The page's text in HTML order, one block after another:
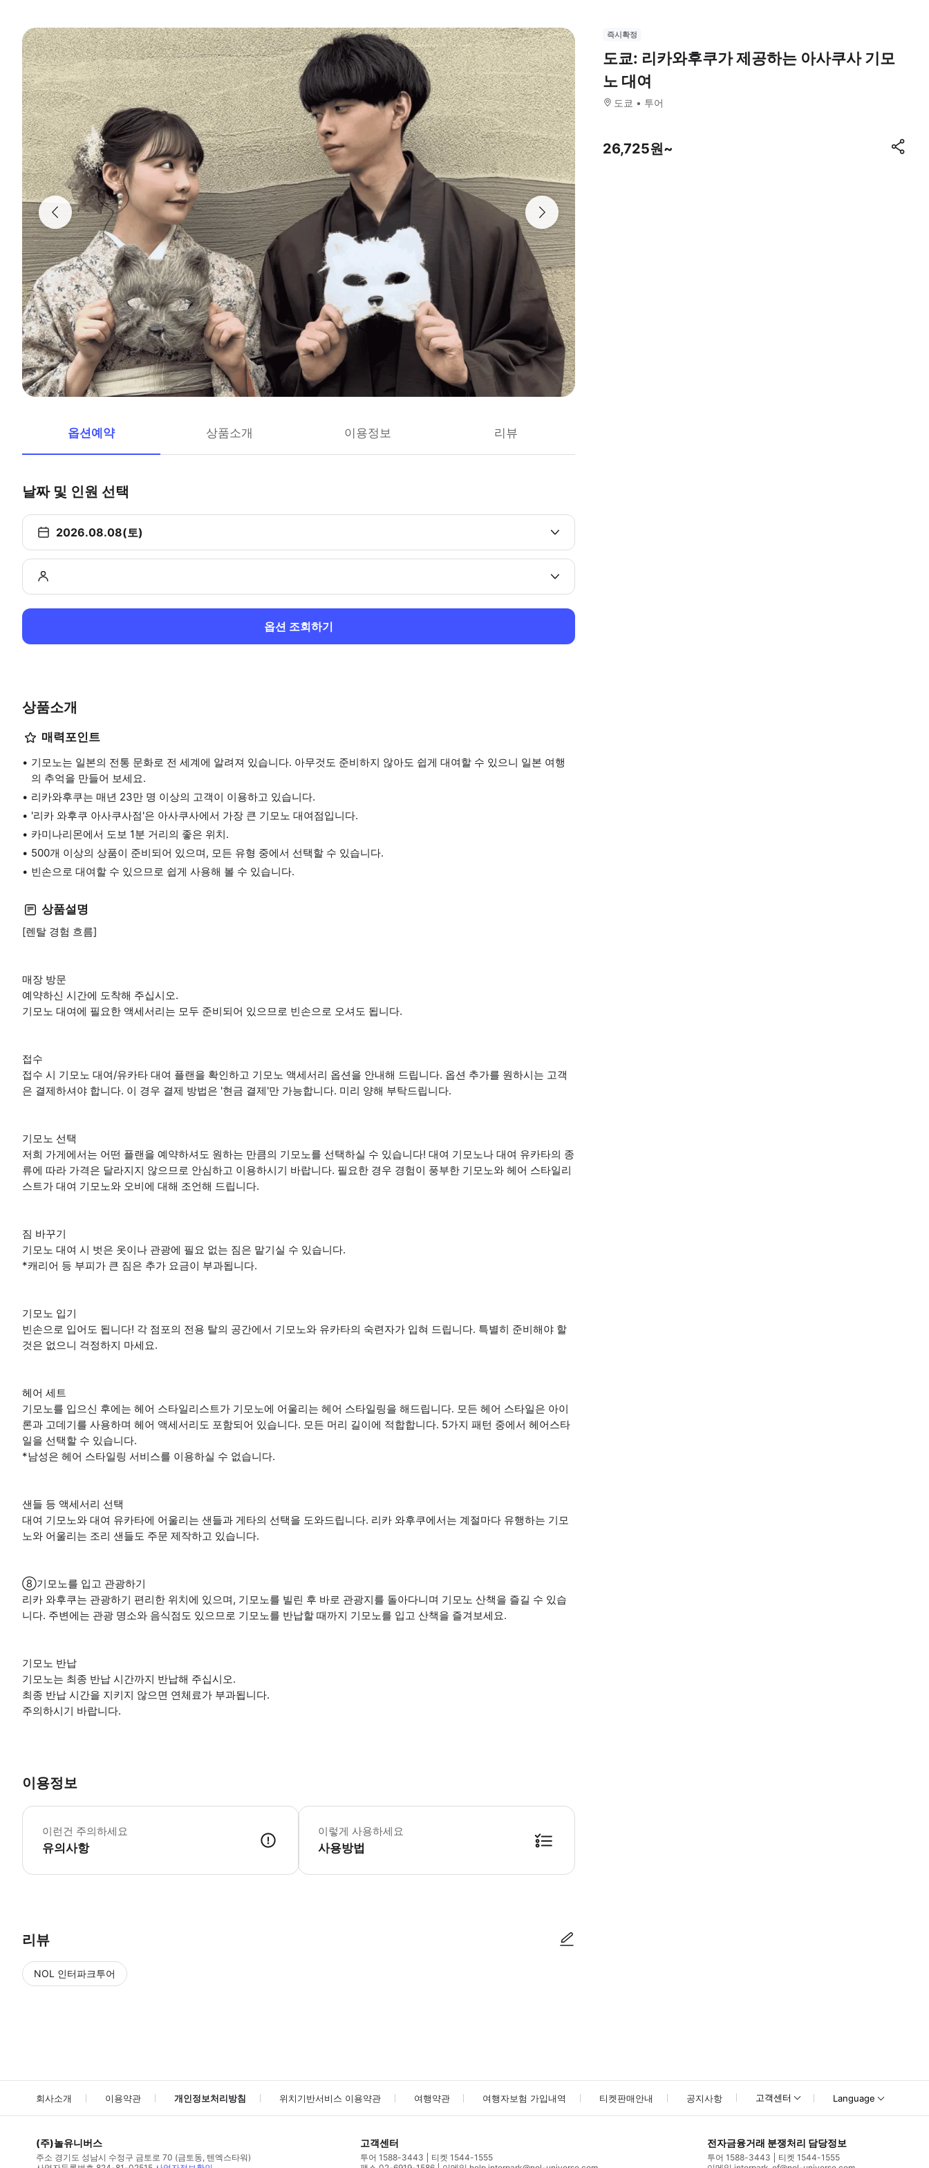
옵션예약 상품소개 이용정보 리뷰
날짜 및 인원 선택
2026.08.08(토)
옵션 조회하기
상품소개
매력포인트
기모노는 일본의 전통 문화로 전 세계에 알려져 있습니다. 아무것도 준비하지 않아도 쉽게 대여할 수 있으니 일본 여행
의 추억을 만들어 보세요.
리카와후쿠는 매년 23만 명 이상의 고객이 이용하고 있습니다.
'리카 와후쿠 아사쿠사점'은 아사쿠사에서 가장 큰 기모노 대여점입니다.
카미나리몬에서 도보 1분 거리의 좋은 위치.
500개 이상의 상품이 준비되어 있으며, 모든 유형 중에서 선택할 수 있습니다.
빈손으로 대여할 수 있으므로 쉽게 사용해 볼 수 있습니다.
상품설명
[렌탈 경험 흐름]
매장 방문
예약하신 시간에 도착해 주십시오.
기모노 대여에 필요한 액세서리는 모두 준비되어 있으므로 빈손으로 오셔도 됩니다.
접수
접수 시 기모노 대여/유카타 대여 플랜을 확인하고 기모노 액세서리 옵션을 안내해 드립니다. 옵션 추가를 원하시는 고객
은 결제하셔야 합니다. 이 경우 결제 방법은 '현금 결제'만 가능합니다. 미리 양해 부탁드립니다.
기모노 선택
저희 가게에서는 어떤 플랜을 예약하셔도 원하는 만큼의 기모노를 선택하실 수 있습니다! 대여 기모노나 대여 유카타의 종
류에 따라 가격은 달라지지 않으므로 안심하고 이용하시기 바랍니다. 필요한 경우 경험이 풍부한 기모노와 헤어 스타일리
스트가 대여 기모노와 오비에 대해 조언해 드립니다.
짐 바꾸기
기모노 대여 시 벗은 옷이나 관광에 필요 없는 짐은 맡기실 수 있습니다.
*캐리어 등 부피가 큰 짐은 추가 요금이 부과됩니다.
기모노 입기
빈손으로 입어도 됩니다! 각 점포의 전용 탈의 공간에서 기모노와 유카타의 숙련자가 입혀 드립니다. 특별히 준비해야 할
것은 없으니 걱정하지 마세요.
헤어 세트
기모노를 입으신 후에는 헤어 스타일리스트가 기모노에 어울리는 헤어 스타일링을 해드립니다. 모든 헤어 스타일은 아이
론과 고데기를 사용하며 헤어 액세서리도 포함되어 있습니다. 모든 머리 길이에 적합합니다. 5가지 패턴 중에서 헤어스타
일을 선택할 수 있습니다.
*남성은 헤어 스타일링 서비스를 이용하실 수 없습니다.
샌들 등 액세서리 선택
대여 기모노와 대여 유카타에 어울리는 샌들과 게타의 선택을 도와드립니다. 리카 와후쿠에서는 계절마다 유행하는 기모
노와 어울리는 조리 샌들도 주문 제작하고 있습니다.
⑧기모노를 입고 관광하기
리카 와후쿠는 관광하기 편리한 위치에 있으며, 기모노를 빌린 후 바로 관광지를 돌아다니며 기모노 산책을 즐길 수 있습
니다. 주변에는 관광 명소와 음식점도 있으므로 기모노를 반납할 때까지 기모노를 입고 산책을 즐겨보세요.
기모노 반납
기모노는 최종 반납 시간까지 반납해 주십시오.
최종 반납 시간을 지키지 않으면 연체료가 부과됩니다.
주의하시기 바랍니다.
이용정보
이런건 주의하세요
유의사항
[소요 시간] 접수부터 입기, 헤어 스타일링, 출발까지 보통 45~70분 정도 소요됩니다. 기모노를 선택하는 시기와 계절에 따라 시간이 달라집니다. [반납
이렇게 사용하세요
사용방법
리뷰
NOL 인터파크투어
즉시확정
도쿄: 리카와후쿠가 제공하는 아사쿠사 기모
노 대여
도쿄 투어
26,725원~
회사소개 이용약관 개인정보처리방침 위치기반서비스 이용약관 여행약관 여행자보험 가입내역 티켓판매안내 공지사항 고객센터 Language
(주)놀유니버스
주소 경기도 성남시 수정구 금토로 70 (금토동, 텐엑스타워)
고객센터
투어 1588-3443
티켓 1544-1555
전자금융거래 분쟁처리 담당정보
투어 1588-3443
티켓 1544-1555